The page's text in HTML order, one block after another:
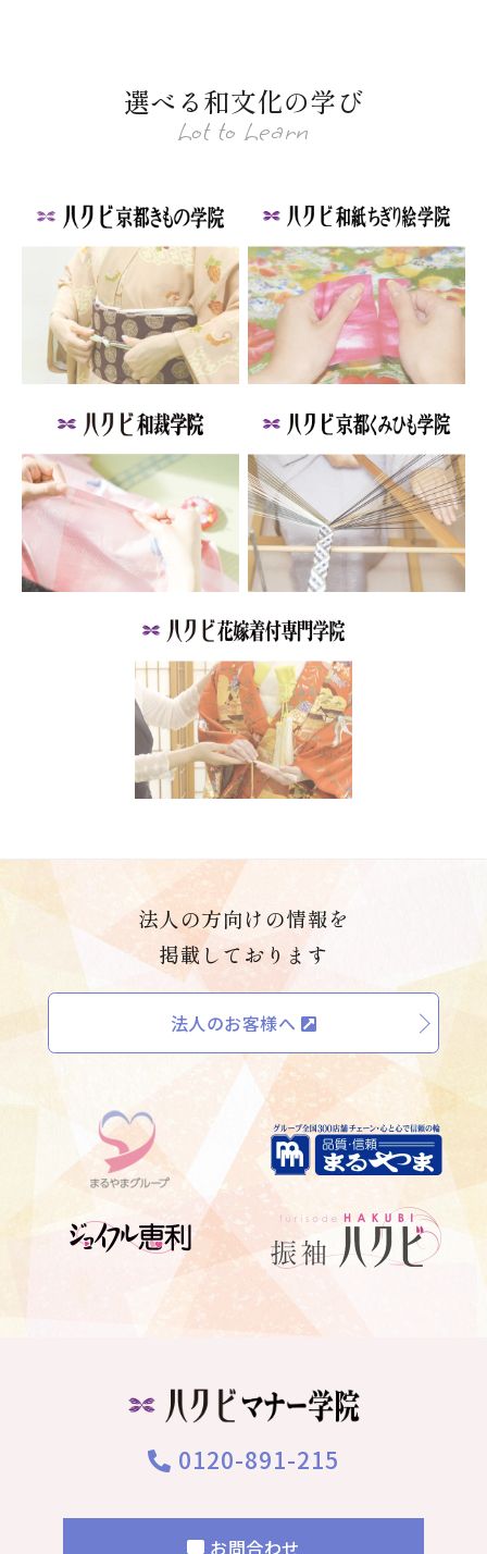
選べる和文化の学び
Lot to Learn
法人の方向けの情報を
掲載しております
法人のお客様へ
0120-891-215
お問合わせ